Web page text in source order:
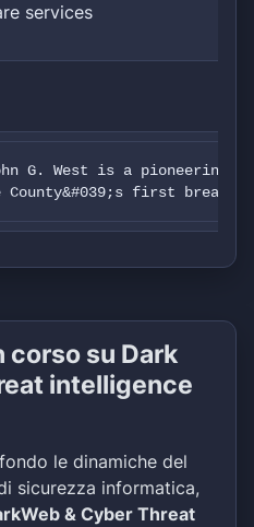
services
G. West is a pioneering
County&#039;s first breast
corso su Dark
intelligence
le dinamiche del
sicurezza informatica,
& Cyber Threat